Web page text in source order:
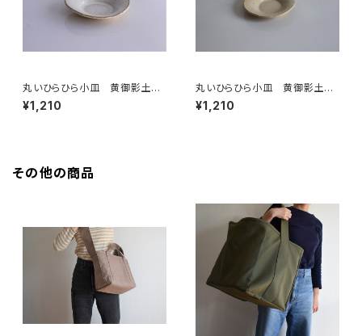
丸いひらひら小皿 黄御影土×
チタンマット釉
¥1,210
丸いひらひら小皿 黄御影土×
白失透釉
¥1,210
その他の商品